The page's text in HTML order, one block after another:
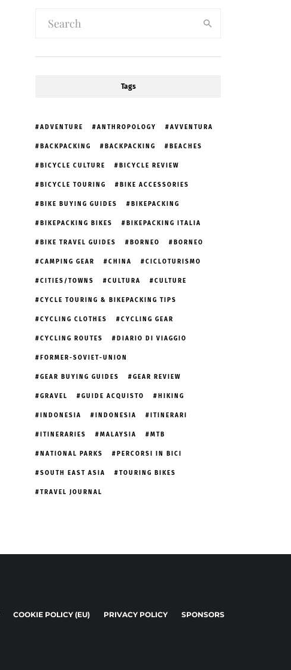
Tags
ADVENTURE ANTHROPOLOGY AVVENTURA
BACKPACKING BACKPACKING BEACHES
BICYCLE CULTURE BICYCLE REVIEW
BICYCLE TOURING BIKE ACCESSORIES
BIKE BUYING GUIDES BIKEPACKING
BIKEPACKING BIKES BIKEPACKING ITALIA
BIKE TRAVEL GUIDES BORNEO BORNEO
CAMPING GEAR CHINA CICLOTURISMO
CITIES/TOWNS CULTURA CULTURE
CYCLE TOURING & BIKEPACKING TIPS
CYCLING CLOTHES CYCLING GEAR
CYCLING ROUTES DIARIO DI VIAGGIO
FORMER-SOVIET-UNION
GEAR BUYING GUIDES GEAR REVIEW
GRAVEL GUIDE ACQUISTO HIKING
INDONESIA INDONESIA ITINERARI
ITINERARIES MALAYSIA MTB
NATIONAL PARKS PERCORSI IN BICI
SOUTH EAST ASIA TOURING BIKES
TRAVEL JOURNAL
COOKIE POLICY (EU) PRIVACY POLICY SPONSORS